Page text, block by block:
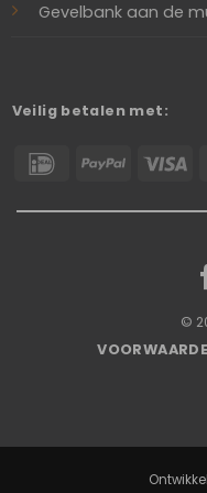
Gevelbank aan de
Veilig betalen met:
IDeal PayPal
©